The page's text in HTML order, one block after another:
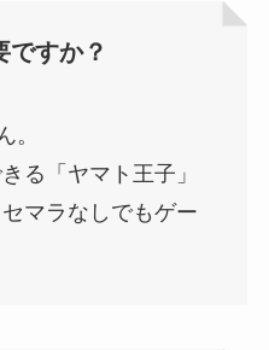
ですか？
。
る「ヤマト王子」
マラなしでもゲー